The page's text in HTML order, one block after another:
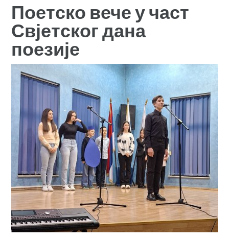
Поетско вече у част
Свјетског дана
поезије